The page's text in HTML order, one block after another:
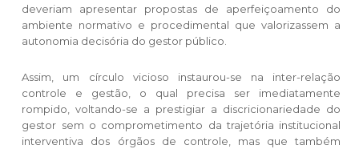
deveriam apresentar propostas de aperfeiçoamento do
ambiente normativo e procedimental que valorizassem a
autonomia decisória do gestor público.
Assim, um círculo vicioso instaurou-se na inter-relação
controle e gestão, o qual precisa ser imediatamente
rompido, voltando-se a prestigiar a discricionariedade do
gestor sem o comprometimento da trajetória institucional
interventiva dos órgãos de controle, mas que também